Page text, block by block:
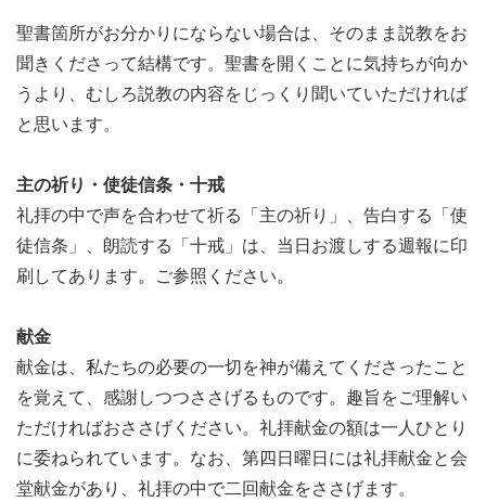
聖書箇所がお分かりにならない場合は、そのまま説教をお
聞きくださって結構です。聖書を開くことに気持ちが向か
うより、むしろ説教の内容をじっくり聞いていただければ
と思います。
主の祈り・使徒信条・十戒
礼拝の中で声を合わせて祈る「主の祈り」、告白する「使
徒信条」、朗読する「十戒」は、当日お渡しする週報に印
刷してあります。ご参照ください。
献金
献金は、私たちの必要の一切を神が備えてくださったこと
を覚えて、感謝しつつささげるものです。趣旨をご理解い
ただければおささげください。礼拝献金の額は一人ひとり
に委ねられています。なお、第四日曜日には礼拝献金と会
堂献金があり、礼拝の中で二回献金をささげます。